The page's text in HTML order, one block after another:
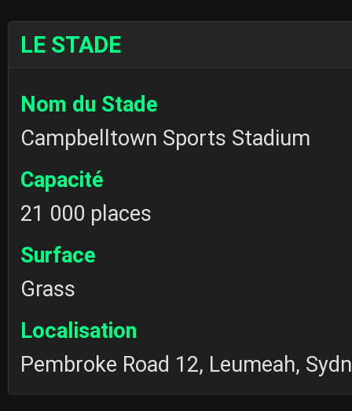
LE STADE
Nom du Stade
Campbelltown Sports Stadium
Capacité
21 000 places
Surface
Grass
Localisation
Pembroke Road 12, Leumeah,